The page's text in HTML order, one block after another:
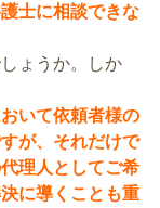
士に相談できな
ょうか。しか
いて依頼者様の
が、それだけで
理人としてご希
に導くことも重